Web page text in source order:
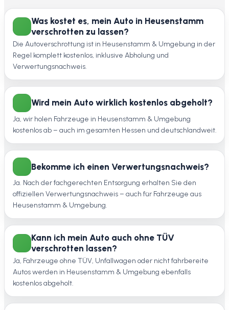
Was kostet es, mein Auto in Heusenstamm
verschrotten zu lassen?
Die Autoverschrottung ist in Heusenstamm & Umgebung in der
Regel komplett kostenlos, inklusive Abholung und
Verwertungsnachweis.
Wird mein Auto wirklich kostenlos abgeholt?
Ja, wir holen Fahrzeuge in Heusenstamm & Umgebung
kostenlos ab – auch im gesamten Hessen und deutschlandweit.
Bekomme ich einen Verwertungsnachweis?
Ja. Nach der fachgerechten Entsorgung erhalten Sie den
offiziellen Verwertungsnachweis – auch für Fahrzeuge aus
Heusenstamm & Umgebung.
Kann ich mein Auto auch ohne TÜV
verschrotten lassen?
Ja, Fahrzeuge ohne TÜV, Unfallwagen oder nicht fahrbereite
Autos werden in Heusenstamm & Umgebung ebenfalls
kostenlos abgeholt.